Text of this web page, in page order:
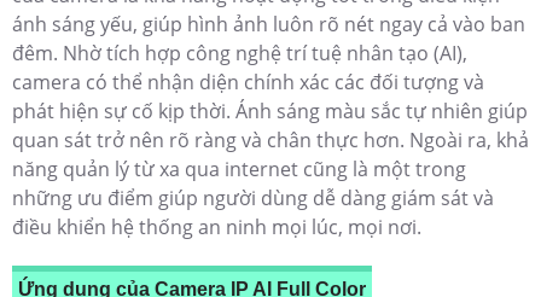
ánh sáng yếu, giúp hình ảnh luôn rõ nét ngay cả vào ban
đêm. Nhờ tích hợp công nghệ trí tuệ nhân tạo (AI),
camera có thể nhận diện chính xác các đối tượng và
phát hiện sự cố kịp thời. Ánh sáng màu sắc tự nhiên giúp
quan sát trở nên rõ ràng và chân thực hơn. Ngoài ra, khả
năng quản lý từ xa qua internet cũng là một trong
những ưu điểm giúp người dùng dễ dàng giám sát và
điều khiển hệ thống an ninh mọi lúc, mọi nơi.
Ứng dụng của Camera IP AI Full Color